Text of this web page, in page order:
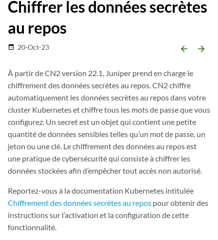
Chiffrer les données secrètes
au repos
date_range 20-Oct-23 arrow_backward arrow_forward
À partir de CN2 version 22.1, Juniper prend en charge le
chiffrement des données secrètes au repos. CN2 chiffre
automatiquement les données secrètes au repos dans votre
cluster Kubernetes et chiffre tous les mots de passe que vous
configurez. Un secret est un objet qui contient une petite
quantité de données sensibles telles qu’un mot de passe, un
jeton ou une clé. Le chiffrement des données au repos est
une pratique de cybersécurité qui consiste à chiffrer les
données stockées afin d’empêcher tout accès non autorisé.
Reportez-vous à la documentation Kubernetes intitulée
Chiffrement des données secrètes au repos pour obtenir des
instructions sur l’activation et la configuration de cette
fonctionnalité.